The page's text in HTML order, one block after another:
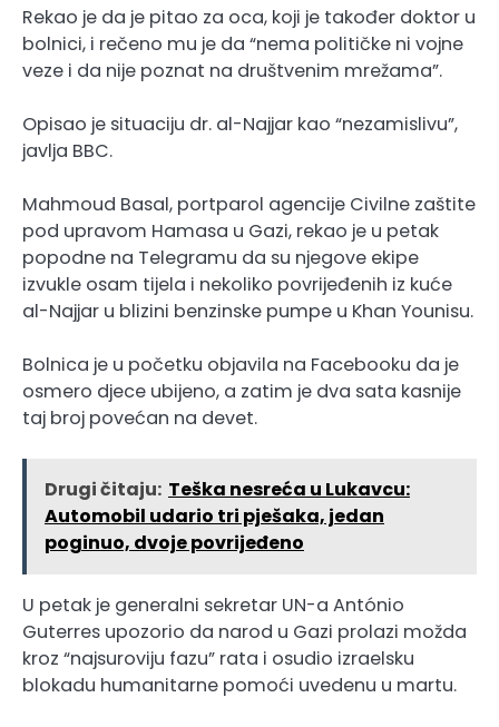
Rekao je da je pitao za oca, koji je također doktor u
bolnici, i rečeno mu je da “nema političke ni vojne
veze i da nije poznat na društvenim mrežama”.
Opisao je situaciju dr. al-Najjar kao “nezamislivu”,
javlja BBC.
Mahmoud Basal, portparol agencije Civilne zaštite
pod upravom Hamasa u Gazi, rekao je u petak
popodne na Telegramu da su njegove ekipe
izvukle osam tijela i nekoliko povrijeđenih iz kuće
al-Najjar u blizini benzinske pumpe u Khan Younisu.
Bolnica je u početku objavila na Facebooku da je
osmero djece ubijeno, a zatim je dva sata kasnije
taj broj povećan na devet.
Drugi čitaju: Teška nesreća u Lukavcu:
Automobil udario tri pješaka, jedan
poginuo, dvoje povrijeđeno
U petak je generalni sekretar UN-a António
Guterres upozorio da narod u Gazi prolazi možda
kroz “najsuroviju fazu” rata i osudio izraelsku
blokadu humanitarne pomoći uvedenu u martu.